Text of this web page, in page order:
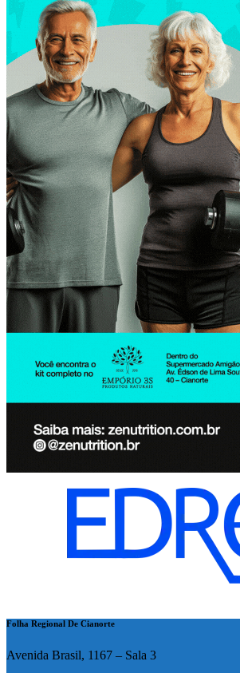
Folha Regional De Cianorte
Avenida Brasil, 1167 – Sala 3